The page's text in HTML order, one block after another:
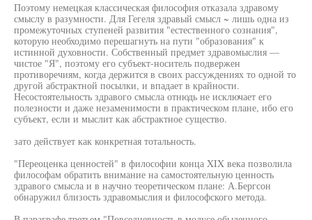
Поэтому немецкая классическая философия отказала здравому
смыслу в разумности. Для Гегеля здравый смысл ~ лишь одна из
промежуточных ступеней развития "естественного сознания",
которую необходимо перешагнуть на пути "образования" к
истинной духовности. Собственный предмет здравомыслия —
чистое "Я", поэтому его субъект-носитель подвержен
противоречиям, когда держится в своих рассуждениях то одной то
другой абстрактной посылки, и впадает в крайности.
Несостоятельность здравого смысла отнюдь не исключает его
полезности и даже незаменимости в практическом плане, ибо его
субъект, если и мыслит как абстрактное существо.
зато действует как конкретная тотальность.
"Переоценка ценностей" в философии конца XIX века позволила
философам обратить внимание на самостоятельную ценность
здравого смысла и в научно теоретическом плане: А.Бергсон
обнаружил близость здравомыслия и философского метода.